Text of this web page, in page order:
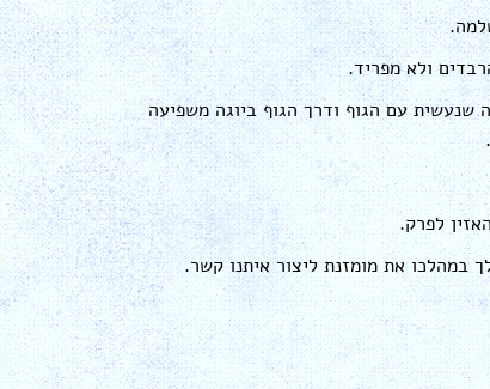
ולא מפריד.
שנעשית עם הגוף ודרך הגוף ביוגה משפיעה
לפרק.
את מומזנת ליצור איתנו קשר.